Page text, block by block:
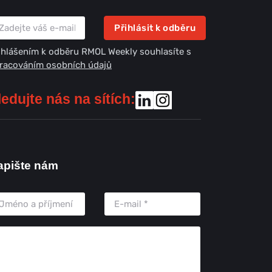
Přihlásit k odběru
k odběru RMOL Weekly souhlasíte s
osobních údajů
nás na sítích:
nám